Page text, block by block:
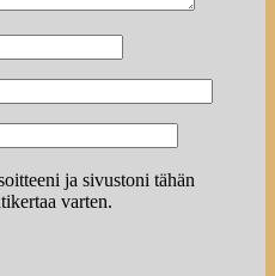
ja sivustoni tähän
varten.